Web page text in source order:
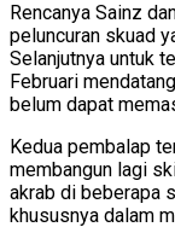
Rencanya Sainz
peluncuran skuad
Selanjutnya untuk
Februari
belum dapat
Kedua pembalap
membangun lagi
akrab di beberapa
khususnya dalam